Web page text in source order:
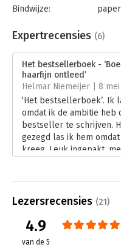
Bindwijze:
Uitgever:
Verschijningsdatum:
1-8-
Hoofdrubriek:
Expertrecensies (6)
Het bestsellerboek -
haarfijn ontleed’
Helmar Niemeijer | 8 mei
‘Het bestsellerboek’. Ik
omdat ik de ambitie heb
bestseller te schrijven.
gezegd las ik hem
kreeg. Leuk ingepakt,
auteurs op social media
van hun boek.
Lees verder
Lezersrecensies (21)
4.9
van de 5